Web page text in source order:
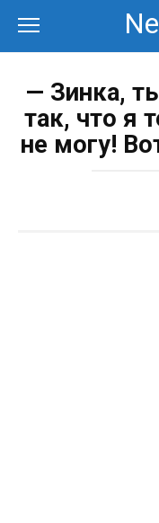
контенту
— Зинка,
так, что я
не могу!